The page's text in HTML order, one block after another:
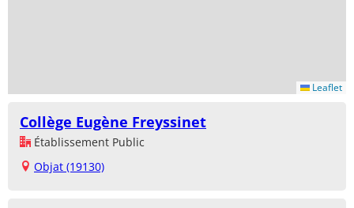
Leaflet
Collège Eugène Freyssinet
Établissement Public
Objat (19130)